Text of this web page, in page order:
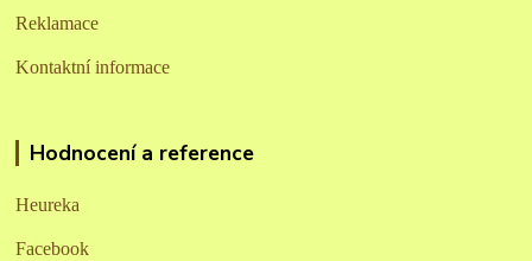
Reklamace
Kontaktní informace
Hodnocení a reference
Heureka
Facebook